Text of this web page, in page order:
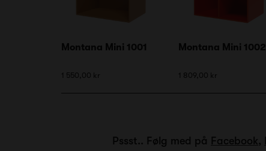
Montana Mini 1001
1 550,00 kr
Montana Mini 1002
1 809,00 kr
Pssst.. Følg med på Facebook,